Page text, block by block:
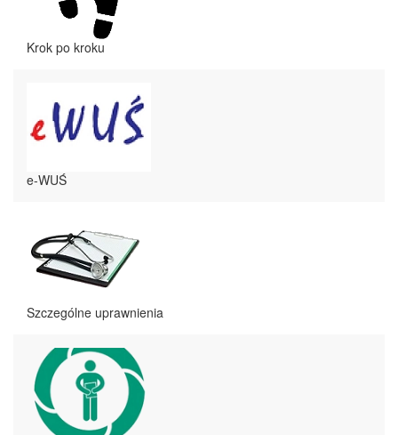
Krok po kroku
e-WUŚ
Szczególne uprawnienia